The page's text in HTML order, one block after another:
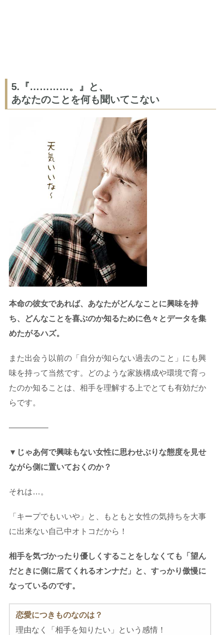
5.『…………。』と、
あなたのことを何も聞いてこない
本命の彼女であれば、あなたがどんなことに興味を持
ち、どんなことを喜ぶのか知るために色々とデータを集
めたがるハズ。
また出会う以前の「自分が知らない過去のこと」にも興
味を持って当然です。どのような家族構成や環境で育っ
たのか知ることは、相手を理解する上でとても有効だか
らです。
—————
▼じゃあ何で興味もない女性に思わせぶりな態度を見せ
ながら側に置いておくのか？
それは…。
「キープでもいいや」と、もともと女性の気持ちを大事
に出来ない自己中オトコだから！
相手を気づかったり優しくすることをしなくても「望ん
だときに側に居てくれるオンナだ」と、すっかり傲慢に
なっているのです。
恋愛につきものなのは？
理由なく「相手を知りたい」という感情！